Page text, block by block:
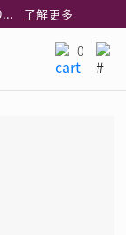
輸入NEW100 網店限定新客購物滿$1,000減$100
了解更多
0